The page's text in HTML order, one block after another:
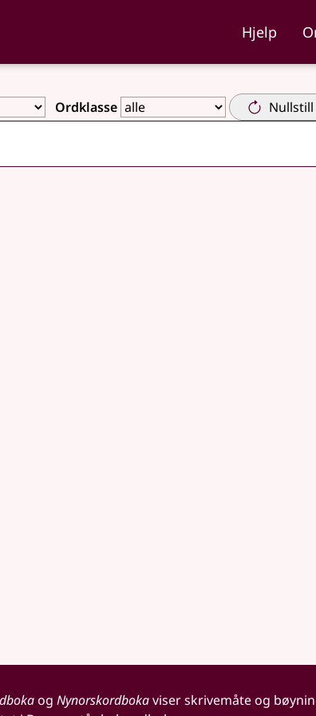
og NynorskordbokaHjelp
Ordklasse Nullstill
og Nynorskordbokaviser skrivemåte og